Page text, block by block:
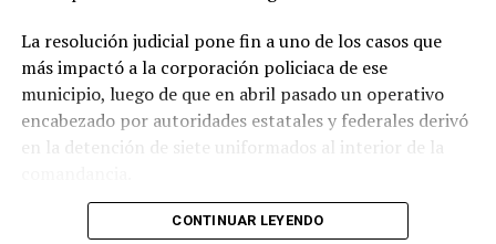
minutos mientras se realizaban las labores de auxilio y el
levantamiento de indicios por parte de las autoridades.
Posteriormente, el tránsito fue restablecido de manera
normal.
La resolución judicial pone fin a uno de los casos que
más impactó a la corporación policiaca de ese
municipio, luego de que en abril pasado un operativo
encabezado por autoridades estatales y federales derivó
en la detención de siete uniformados al interior de la
La intervención se realizó el 10 de abril mediante un
CONTINUAR LEYENDO